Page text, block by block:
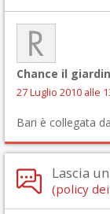
Chance il
27 Luglio 2010 alle
Bari è collegata
Lascia
(policy